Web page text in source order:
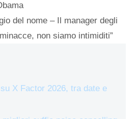
del nome – Il manager degli
non siamo intimiditi”
X Factor 2026, tra date e